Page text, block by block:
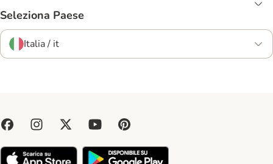
Seleziona Paese
Italia / it